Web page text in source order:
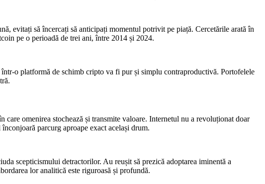
evitați să încercați să anticipați momentul potrivit pe piață. Cercetările arată în
pe o perioadă de trei ani, între 2014 și 2024.
o platformă de schimb cripto va fi pur și simplu contraproductivă. Portofelele
omenirea stochează și transmite valoare. Internetul nu a revoluționat doar
parcurg aproape exact același drum.
scepticismului detractorilor. Au reușit să prezică adoptarea iminentă a
lor analitică este riguroasă și profundă.